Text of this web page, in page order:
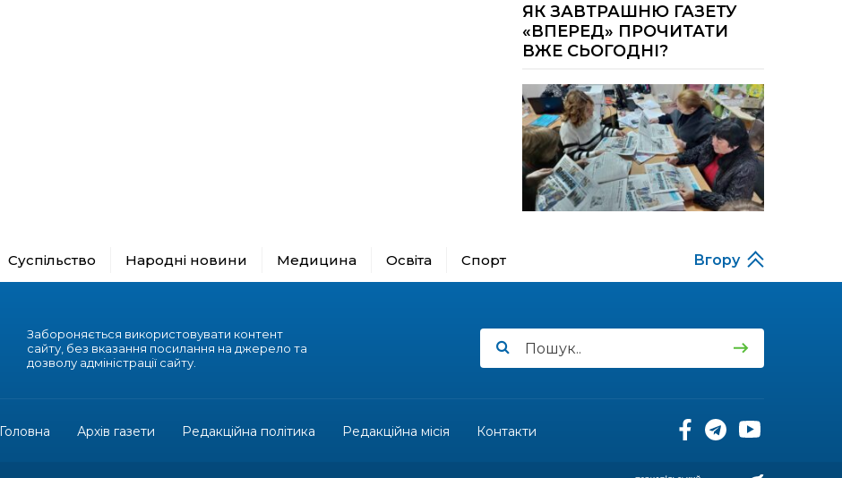
14 лип
Гощанщині: коли традиції
єднають громади
10 лип
17:18
10 лип
Морські мушлі в техніці
макраме
17:07
10 лип
Бахмутяни вибороли
нагороди на чемпіонаті
11:54
Юна бахмутянка Кіра
ЯК ЗАВТРАШНЮ ГАЗЕТУ
«ВПЕРЕД» ПРОЧИТАТИ
ВЖЕ СЬОГОДНІ?
Суспільство Народні новини Медицина Освіта Спорт Вгору
Забороняється використовувати контент
сайту, без вказання посилання на джерело та
дозволу адміністрації сайту.
Головна Архів газети Редакційна політика Редакційна місія Контакти